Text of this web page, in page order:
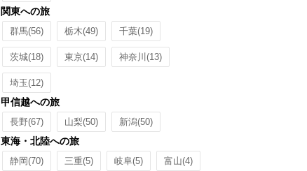
関東への旅
群馬(56) 栃木(49) 千葉(19)
茨城(18) 東京(14) 神奈川 (13)
埼玉(12)
甲信越への旅
長野(67) 山梨(50) 新潟(50)
東海・北陸への旅
静岡(70) 三重(5) 岐阜(5) 富山(4)